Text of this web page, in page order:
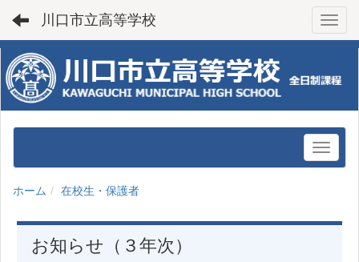
川口市立高等学校
ホーム 在校生・保護者
お知らせ（３年次）